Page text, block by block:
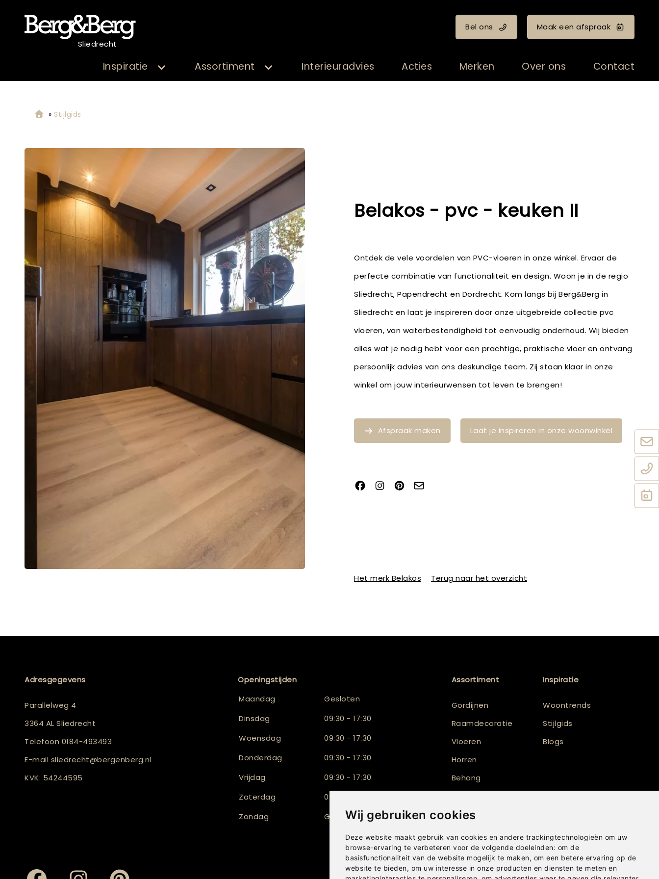
Wij gebruiken cookies
Deze website maakt gebruik van cookies en andere trackingtechnologieën om uw
browse-ervaring te verbeteren voor de volgende doeleinden: om de
basisfunctionaliteit van de website mogelijk te maken, om een betere ervaring op de
website te bieden, om uw interesse in onze producten en diensten te meten en
Sliedrecht
Bel ons Maak een afspraak
Inspiratie Assortiment Interieuradvies Acties Merken Over ons Contact
» Stijlgids
Belakos - pvc - keuken II
Ontdek de vele voordelen van PVC-vloeren in onze winkel. Ervaar de
perfecte combinatie van functionaliteit en design. Woon je in de regio
Sliedrecht, Papendrecht en Dordrecht. Kom langs bij Berg&Berg in
Sliedrecht en laat je inspireren door onze uitgebreide collectie pvc
vloeren, van waterbestendigheid tot eenvoudig onderhoud. Wij bieden
alles wat je nodig hebt voor een prachtige, praktische vloer en ontvang
persoonlijk advies van ons deskundige team. Zij staan klaar in onze
winkel om jouw interieurwensen tot leven te brengen!
Afspraak maken Laat je inspireren in onze woonwinkel
Het merk Belakos Terug naar het overzicht
Adresgegevens
Parallelweg 4
3364 AL Sliedrecht
Telefoon 0184-493493
E-mail sliedrecht@bergenberg.nl
KVK: 54244595
Openingstijden
Maandag
Gesloten
Dinsdag
09:30 - 17:30
Woensdag
09:30 - 17:30
Donderdag
09:30 - 17:30
Vrijdag
09:30 - 17:30
Zaterdag
09:30 - 17:00
Zondag
Gesloten
Assortiment
Gordijnen
Raamdecoratie
Vloeren
Horren
Behang
Vloerkleden
Shutters
Buitenzonwering
Inspiratie
Woontrends
Stijlgids
Blogs